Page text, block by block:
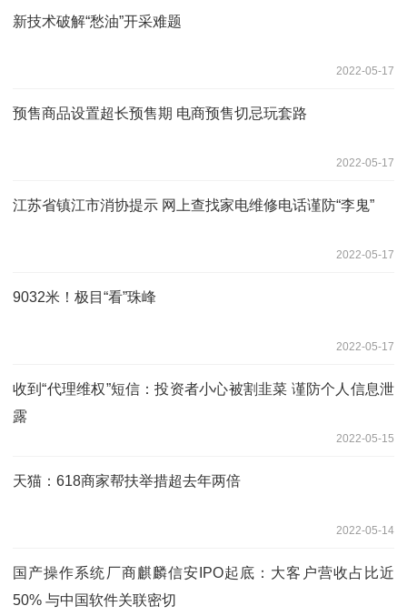
新技术破解“愁油”开采难题
2022-05-17
预售商品设置超长预售期 电商预售切忌玩套路
2022-05-17
江苏省镇江市消协提示 网上查找家电维修电话谨防“李鬼”
2022-05-17
9032米！极目“看”珠峰
2022-05-17
收到“代理维权”短信：投资者小心被割韭菜 谨防个人信息泄
露
2022-05-15
天猫：618商家帮扶举措超去年两倍
2022-05-14
国产操作系统厂商麒麟信安IPO起底：大客户营收占比近
50% 与中国软件关联密切